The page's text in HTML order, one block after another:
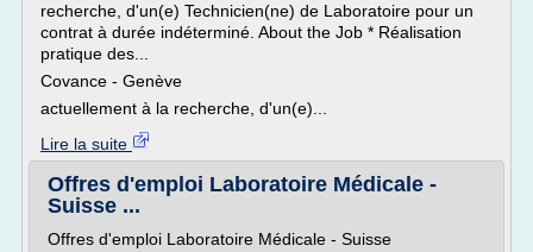
recherche, d'un(e) Technicien(ne) de Laboratoire pour un
contrat à durée indéterminé. About the Job * Réalisation
pratique des...
Covance - Genève
actuellement à la recherche, d'un(e)...
Lire la suite
Offres d'emploi Laboratoire Médicale -
Suisse ...
Offres d'emploi Laboratoire Médicale - Suisse